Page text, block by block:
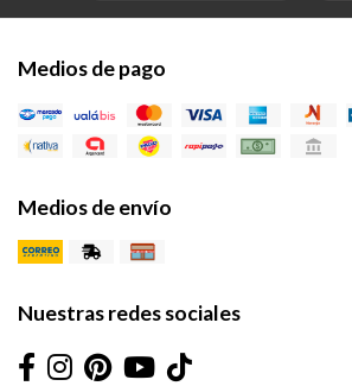
Medios de pago
Medios de envío
Nuestras redes sociales